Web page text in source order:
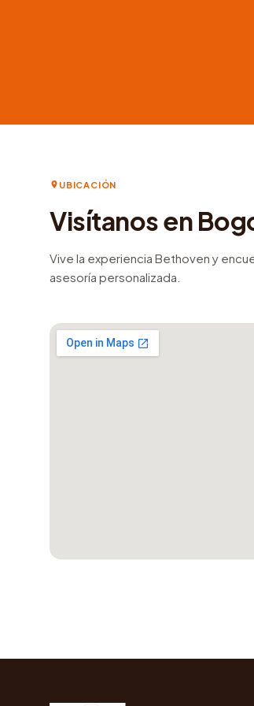
UBICACIÓN
Visítanos en
Vive la experiencia Bethoven y
asesoría personalizada.